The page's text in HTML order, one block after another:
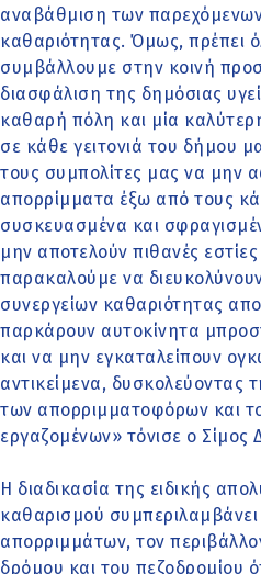
αναβάθμιση των
καθαριότητας. Όμως, πρέπει
συμβάλλουμε στην κοινή
διασφάλιση της δημόσιας
καθαρή πόλη και μία
σε κάθε γειτονιά του δήμου
τους συμπολίτες μας να μην
απορρίμματα έξω από τους
συσκευασμένα και
μην αποτελούν πιθανές
παρακαλούμε να
συνεργείων καθαριότητας
παρκάρουν αυτοκίνητα
και να μην εγκαταλείπουν
αντικείμενα, δυσκολεύοντας
των απορριμματοφόρων και
εργαζομένων» τόνισε ο Σίμος
Η διαδικασία της ειδικής
καθαρισμού
απορριμμάτων, τον
δρόμου και του πεζοδρομίου